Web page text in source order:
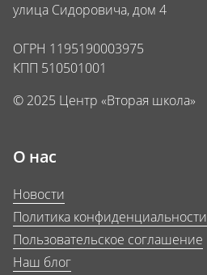
улица Сидоровича, дом 4
ОГРН 1195190003975
КПП 510501001
© 2025 Центр «Вторая школа»
О нас
Новости
Политика конфиденциальности
Пользовательское соглашение
Наш блог